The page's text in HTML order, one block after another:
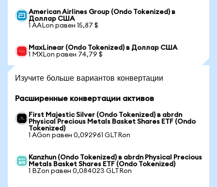
American Airlines Group (Ondo Tokenized) в
Доллар США
1 AALon равен 15,87 $
MaxLinear (Ondo Tokenized) в Доллар США
1 MXLon равен 74,79 $
Изучите больше вариантов конвертации
Расширенные конвертации активов
First Majestic Silver (Ondo Tokenized) в abrdn
Physical Precious Metals Basket Shares ETF (Ondo
Tokenized)
1 AGon равен 0,092961 GLTRon
Kanzhun (Ondo Tokenized) в abrdn Physical Precious
Metals Basket Shares ETF (Ondo Tokenized)
1 BZon равен 0,084023 GLTRon